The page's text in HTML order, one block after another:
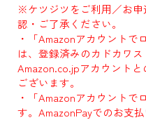
※ケツジツをご利用／お
認・ご了承ください。
・「Amazonアカウントで
は、登録済みのカドカワ
Amazon.co.jpアカウント
ございます。
・「Amazonアカウントで
す。AmazonPayでのお支払